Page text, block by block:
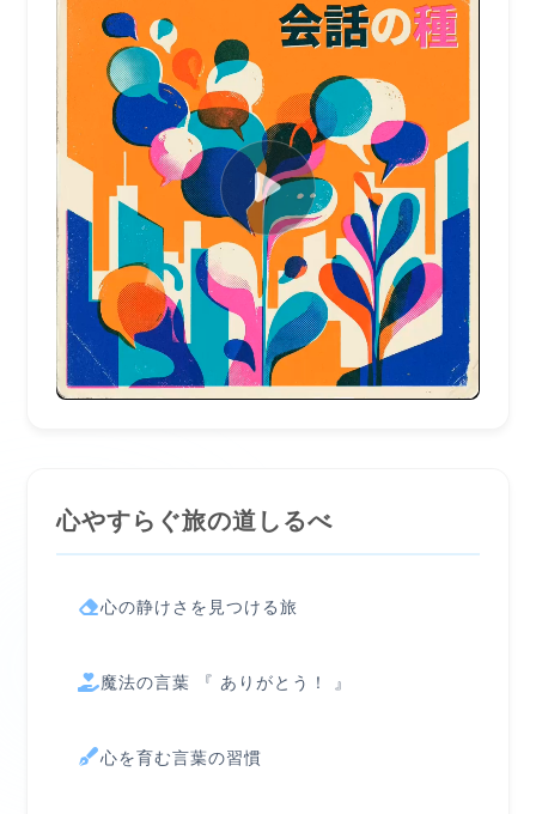
心やすらぐ旅の道しるべ
心の静けさを見つける旅
魔法の言葉 『 ありがとう！ 』
心を育む言葉の習慣